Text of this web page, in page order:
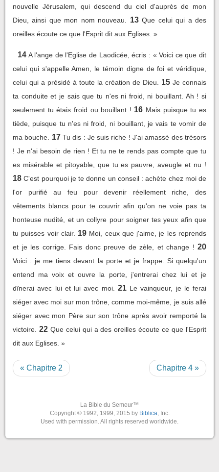
nouvelle Jérusalem, qui descend du ciel d'auprès de mon
Dieu, ainsi que mon nom nouveau.
13 Que celui qui a des
oreilles écoute ce que l'Esprit dit aux Eglises. »
14 A l'ange de l'Eglise de Laodicée, écris : « Voici ce que dit
celui qui s'appelle Amen, le témoin digne de foi et véridique,
celui qui a présidé à toute la création de Dieu.
15 Je connais
ta conduite et je sais que tu n'es ni froid, ni bouillant. Ah ! si
seulement tu étais froid ou bouillant ! 16 Mais puisque tu es
tiède, puisque tu n'es ni froid, ni bouillant, je vais te vomir de
ma bouche.
17 Tu dis : Je suis riche ! J'ai amassé des trésors
! Je n'ai besoin de rien ! Et tu ne te rends pas compte que tu
es misérable et pitoyable, que tu es pauvre, aveugle et nu !
18 C'est pourquoi je te donne un conseil : achète chez moi de
l'or purifié au feu pour devenir réellement riche, des
vêtements blancs pour te couvrir afin qu'on ne voie pas ta
honteuse nudité, et un collyre pour soigner tes yeux afin que
tu puisses voir clair. 19 Moi, ceux que j'aime, je les reprends
et je les corrige. Fais donc preuve de zèle, et change ! 20
Voici : je me tiens devant la porte et je frappe. Si quelqu'un
entend ma voix et ouvre la porte, j'entrerai chez lui et je
dînerai avec lui et lui avec moi.
21 Le vainqueur, je le ferai
siéger avec moi sur mon trône, comme moi-même, je suis allé
siéger avec mon Père sur son trône après avoir remporté la
victoire. 22 Que celui qui a des oreilles écoute ce que l'Esprit
dit aux Eglises. »
« Chapitre 2 Chapitre 4 »
La Bible du Semeur™
Copyright © 1992, 1999, 2015 by Biblica, Inc.
Used with permission. All rights reserved worldwide.